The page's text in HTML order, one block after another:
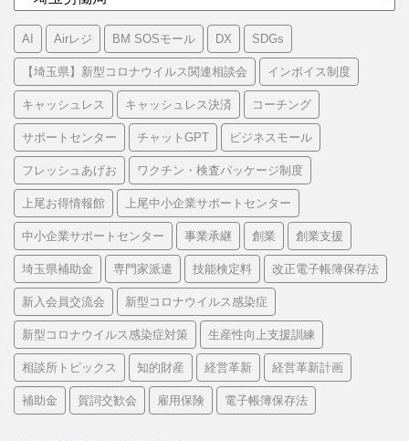
テ
ゴ
リ
AI Airレジ BM SOSモール DX SDGs
【埼玉県】新型コロナウイルス関連相談会 インボイス制度
キャッシュレス キャッシュレス決済 コーチング
サポートセンター チャットGPT ビジネスモール
フレッシュあげお ワクチン・検査パッケージ制度
上尾お得情報館 上尾中小企業サポートセンター
中小企業サポートセンター 事業承継 創業 創業支援
埼玉県補助金 専門家派遣 技能検定料 改正電子帳簿保存法
新入会員交流会 新型コロナウイルス感染症
新型コロナウイルス感染症対策 生産性向上支援訓練
相談所トピックス 知的財産 経営革新 経営革新計画
補助金 賀詞交歓会 雇用保険 電子帳簿保存法